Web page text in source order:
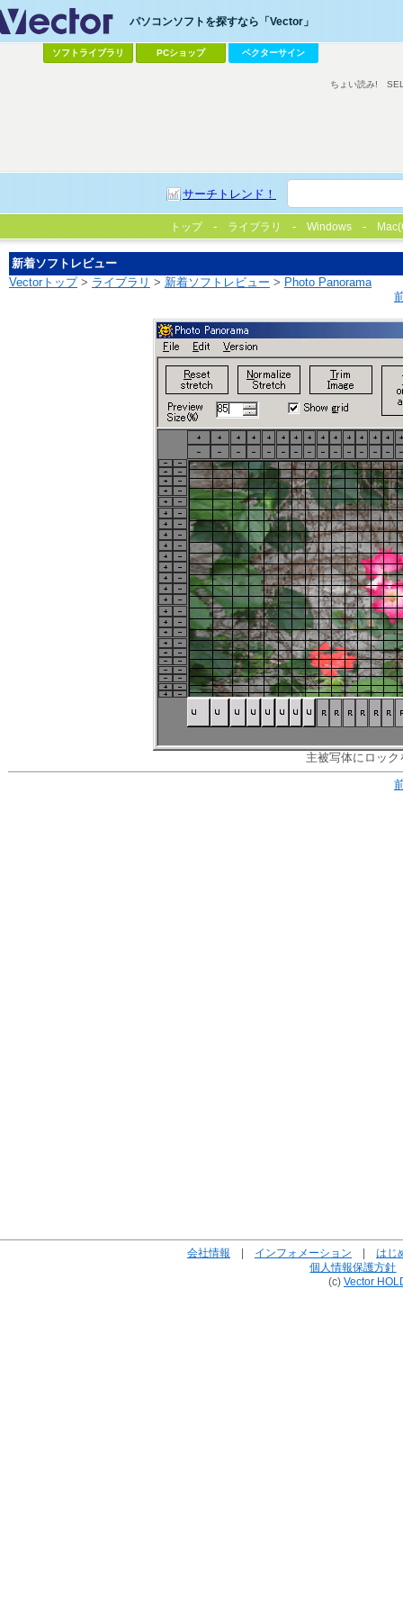
パソコンソフトを探すなら「Vector」
ソフトライブラリ PCショップ ベクターサイン
サーチトレンド！
ちょい読み!
トップ ライブラリ Windows
新着ソフトレビュー
Vectorトップ> ライブラリ > 新着ソフトレビュー > Photo Panorama
主被写体にロッ
会社情報 | インフォメーション | はじ
個人情報保護方針
(c) Vector